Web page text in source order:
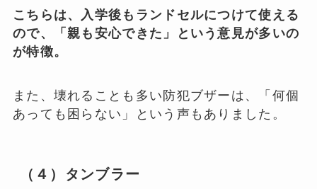
こちらは、入学後もランドセルにつけて使える
ので、「親も安心できた」という意見が多いの
が特徴。
また、壊れることも多い防犯ブザーは、「何個
あっても困らない」という声もありました。
（４）タンブラー